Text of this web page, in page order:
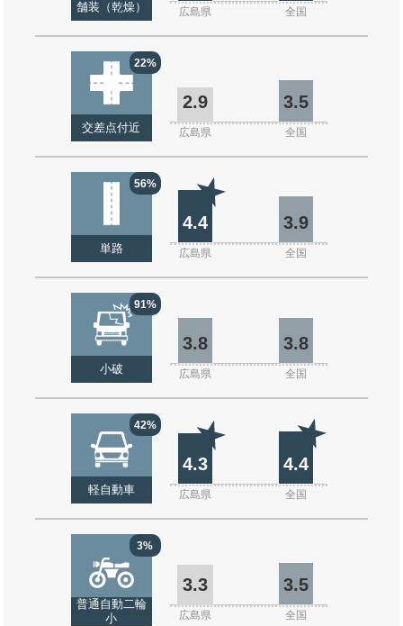
舗装（乾燥） 広島県 全国
22%
交差点付近
2.9 3.5
広島県 全国
56%
単路
4.4 3.9
広島県 全国
91%
小破
3.8 3.8
広島県 全国
42%
軽自動車
4.3 4.4
広島県 全国
3%
普通自動二輪
小
3.3 3.5
広島県 全国